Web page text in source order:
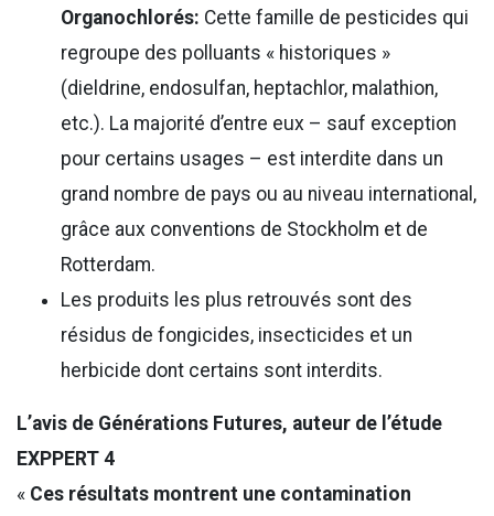
Organochlorés: Cette famille de pesticides qui
regroupe des polluants « historiques »
(dieldrine, endosulfan, heptachlor, malathion,
etc.). La majorité d’entre eux – sauf exception
pour certains usages – est interdite dans un
grand nombre de pays ou au niveau international,
grâce aux conventions de Stockholm et de
Rotterdam.
Les produits les plus retrouvés sont des
résidus de fongicides, insecticides et un
herbicide dont certains sont interdits.
L’avis de Générations Futures, auteur de l’étude
EXPPERT 4
« Ces résultats montrent une contamination